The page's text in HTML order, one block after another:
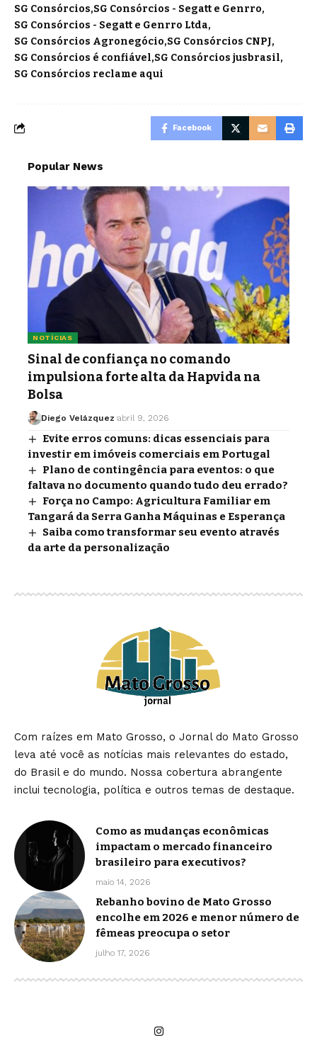
SG Consórcios SG Consórcios - Segatt e Genrro
SG Consórcios - Segatt e Genrro Ltda
SG Consórcios Agronegócio SG Consórcios CNPJ
SG Consórcios é confiável SG Consórcios jusbrasil
SG Consórcios reclame aqui
Facebook
Popular News
NOTÍCIAS
Sinal de confiança no comando
impulsiona forte alta da Hapvida na
Bolsa
Diego Velázquez abril 9, 2026
Evite erros comuns: dicas essenciais para
investir em imóveis comerciais em Portugal
Plano de contingência para eventos: o que
faltava no documento quando tudo deu errado?
Força no Campo: Agricultura Familiar em
Tangará da Serra Ganha Máquinas e Esperança
Saiba como transformar seu evento através
da arte da personalização
Com raízes em Mato Grosso, o Jornal do Mato Grosso
leva até você as notícias mais relevantes do estado,
do Brasil e do mundo. Nossa cobertura abrangente
inclui tecnologia, política e outros temas de destaque.
Como as mudanças econômicas
impactam o mercado financeiro
brasileiro para executivos?
maio 14, 2026
Rebanho bovino de Mato Grosso
encolhe em 2026 e menor número de
fêmeas preocupa o setor
julho 17, 2026